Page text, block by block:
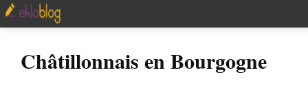
Châtillonnais en Bourgogne